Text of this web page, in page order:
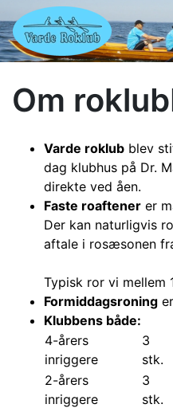
Om
Varde roklub blev
dag klubhus på Dr.
direkte ved åen.
Faste roaftener er
Der kan naturligvis
aftale i rosæsonen
Typisk ror vi mellem
Formiddagsroning
Klubbens både:
4-årers
inriggere
3
stk.
2-årers
inriggere
3
stk.